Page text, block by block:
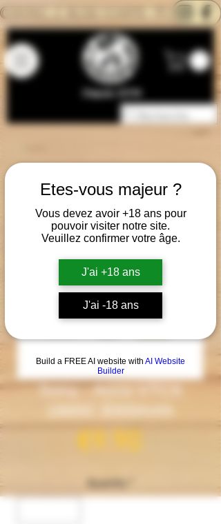
Etes-vous majeur ?
Vous devez avoir +18 ans pour
pouvoir visiter notre site.
Veuillez confirmer votre âge.
J'ai +18 ans
J'ai -18 ans
Build a FREE AI website with AI Website
Builder
Depuis 2014
Sony - Accu VTC6
18650 3000mAh
€9.90
Quantity